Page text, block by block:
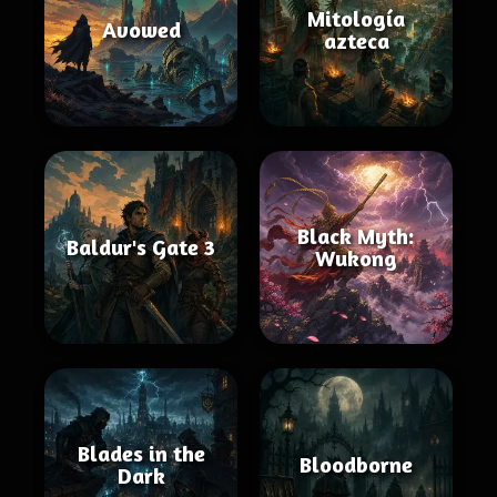
Avowed
Mitología
azteca
Baldur's Gate 3
Black Myth:
Wukong
Blades in the
Dark
Bloodborne